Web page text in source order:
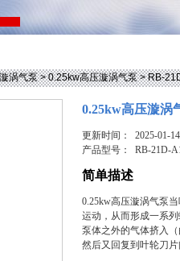
漩涡气泵>0.25kw高压漩涡气泵> RB-
0.25kw高压漩涡
更新时间： 2025-01-14
产品型号：RB-21D-
简单描述
0.25kw高压漩涡气泵
运动，从而形成一系
泵体之外的气体挤入
然后又回复到叶轮刀片